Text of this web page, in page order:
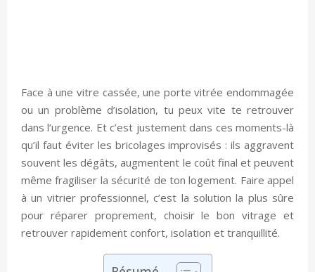
Face à une vitre cassée, une porte vitrée endommagée
ou un problème d’isolation, tu peux vite te retrouver
dans l’urgence. Et c’est justement dans ces moments-là
qu’il faut éviter les bricolages improvisés : ils aggravent
souvent les dégâts, augmentent le coût final et peuvent
même fragiliser la sécurité de ton logement. Faire appel
à un vitrier professionnel, c’est la solution la plus sûre
pour réparer proprement, choisir le bon vitrage et
retrouver rapidement confort, isolation et tranquillité.